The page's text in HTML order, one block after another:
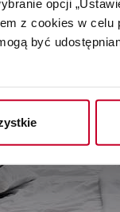
opcji
z cookies w celu
być